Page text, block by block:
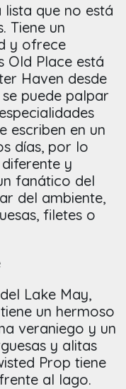
lista que no está
Tiene un
y ofrece
Old Place está
Haven desde
puede palpar
escriben en un
días, por lo
y
fanático del
del ambiente,
filetes o
Lake May,
un hermoso
veraniego y un
y alitas
Prop tiene
al lago.